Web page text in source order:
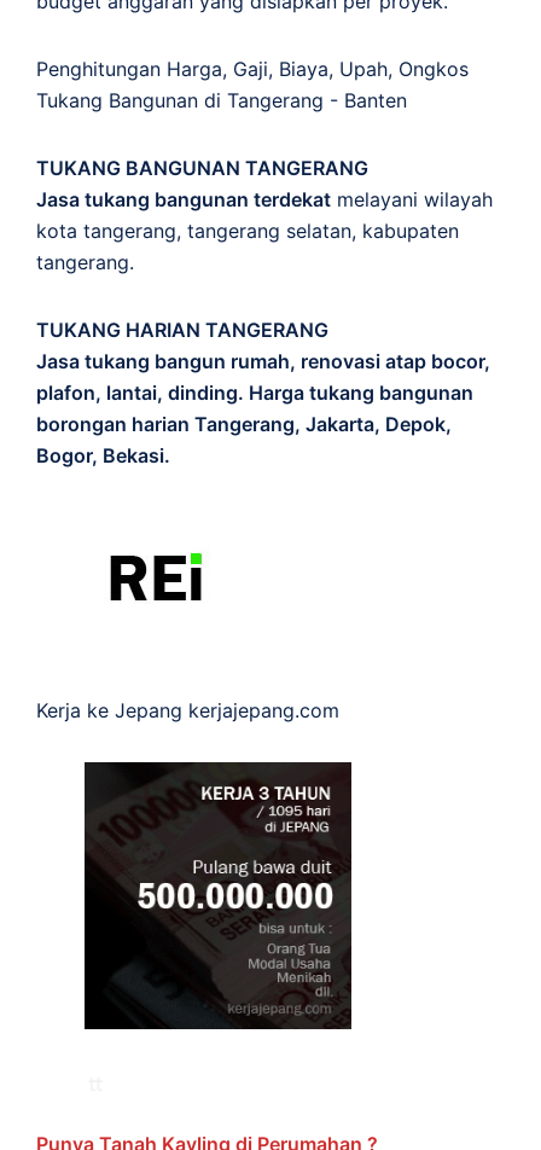
Penghitungan Harga, Gaji, Biaya, Upah, Ongkos
Tukang Bangunan di Tangerang - Banten
TUKANG BANGUNAN TANGERANG
Jasa tukang bangunan terdekat melayani wilayah
kota tangerang, tangerang selatan, kabupaten
tangerang.
TUKANG HARIAN TANGERANG
Jasa tukang bangun rumah, renovasi atap bocor,
plafon, lantai, dinding. Harga tukang bangunan
borongan harian Tangerang, Jakarta, Depok,
Bogor, Bekasi.
Kerja ke Jepang kerjajepang.com
Punya Tanah Kavling di Perumahan ?